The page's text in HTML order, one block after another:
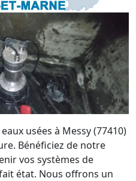
usées à Messy (77410)
Bénéficiez de notre
vos systèmes de
état. Nous offrons un